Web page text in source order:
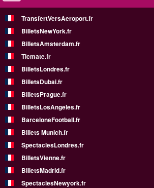
TransfertVersAeroport.fr
BilletsNewYork.fr
BilletsAmsterdam.fr
Ticmate.fr
BilletsLondres.fr
BilletsDubai.fr
BilletsPrague.fr
BilletsLosAngeles.fr
BarceloneFootball.fr
Billets Munich.fr
SpectaclesLondres.fr
BilletsVienne.fr
BilletsMadrid.fr
SpectaclesNewyork.fr